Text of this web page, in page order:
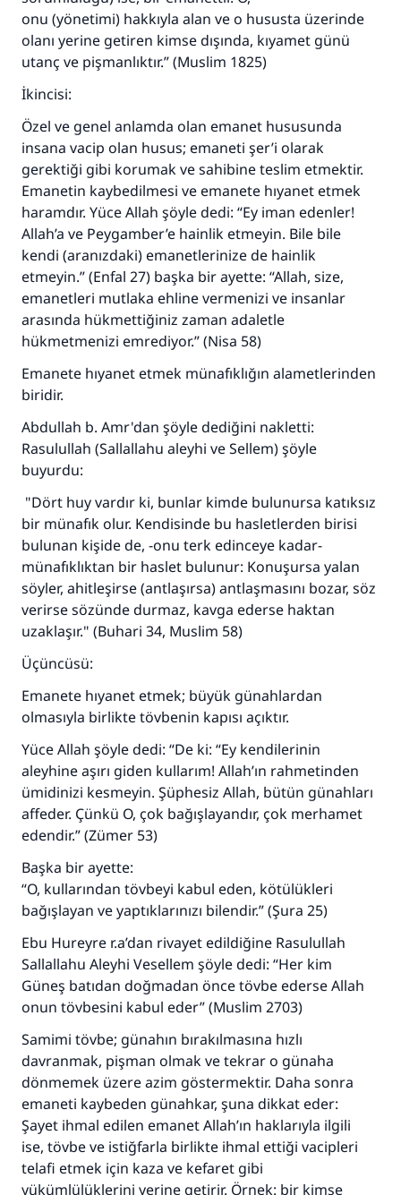
onu (yönetimi) hakkıyla alan ve o hususta üzerinde
olanı yerine getiren kimse dışında, kıyamet günü
utanç ve pişmanlıktır.” (Muslim 1825)
İkincisi:
Özel ve genel anlamda olan emanet hususunda
insana vacip olan husus; emaneti şer’i olarak
gerektiği gibi korumak ve sahibine teslim etmektir.
Emanetin kaybedilmesi ve emanete hıyanet etmek
haramdır. Yüce Allah şöyle dedi: “Ey iman edenler!
Allah’a ve Peygamber’e hainlik etmeyin. Bile bile
kendi (aranızdaki) emanetlerinize de hainlik
etmeyin.” (Enfal 27) başka bir ayette: “Allah, size,
emanetleri mutlaka ehline vermenizi ve insanlar
arasında hükmettiğiniz zaman adaletle
hükmetmenizi emrediyor.” (Nisa 58)
Emanete hıyanet etmek münafıklığın alametlerinden
biridir.
Abdullah b. Amr'dan şöyle dediğini nakletti:
Rasulullah (Sallallahu aleyhi ve Sellem) şöyle
buyurdu:
"Dört huy vardır ki, bunlar kimde bulunursa katıksız
bir münafık olur. Kendisinde bu hasletlerden birisi
bulunan kişide de, -onu terk edinceye kadar-
münafıklıktan bir haslet bulunur: Konuşursa yalan
söyler, ahitleşirse (antlaşırsa) antlaşmasını bozar, söz
verirse sözünde durmaz, kavga ederse haktan
uzaklaşır." (Buhari 34, Muslim 58)
Üçüncüsü:
Emanete hıyanet etmek; büyük günahlardan
olmasıyla birlikte tövbenin kapısı açıktır.
Yüce Allah şöyle dedi: “De ki: “Ey kendilerinin
aleyhine aşırı giden kullarım! Allah’ın rahmetinden
ümidinizi kesmeyin. Şüphesiz Allah, bütün günahları
affeder. Çünkü O, çok bağışlayandır, çok merhamet
edendir.” (Zümer 53)
Başka bir ayette:
“O, kullarından tövbeyi kabul eden, kötülükleri
bağışlayan ve yaptıklarınızı bilendir.” (Şura 25)
Ebu Hureyre r.a’dan rivayet edildiğine Rasulullah
Sallallahu Aleyhi Vesellem şöyle dedi: “Her kim
Güneş batıdan doğmadan önce tövbe ederse Allah
onun tövbesini kabul eder” (Muslim 2703)
Samimi tövbe; günahın bırakılmasına hızlı
davranmak, pişman olmak ve tekrar o günaha
dönmemek üzere azim göstermektir. Daha sonra
emaneti kaybeden günahkar, şuna dikkat eder:
Şayet ihmal edilen emanet Allah’ın haklarıyla ilgili
ise, tövbe ve istiğfarla birlikte ihmal ettiği vacipleri
telafi etmek için kaza ve kefaret gibi
yükümlülüklerini yerine getirir. Örnek: bir kimse
Ümmete cevapları ulaştırmak için bizi destekle
Rasulullah ﷺ şöyle dedi:
Her kim bir hayra yol gösterirse , hayrı yapan
(MUSLIM 1893)
Şimdi katkı yapın!